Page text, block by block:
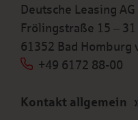
Deutsche Leasing AG
Frölingstraße 15 – 31
61352 Bad Homburg
+49 6172 88-00
Kontakt allgemein